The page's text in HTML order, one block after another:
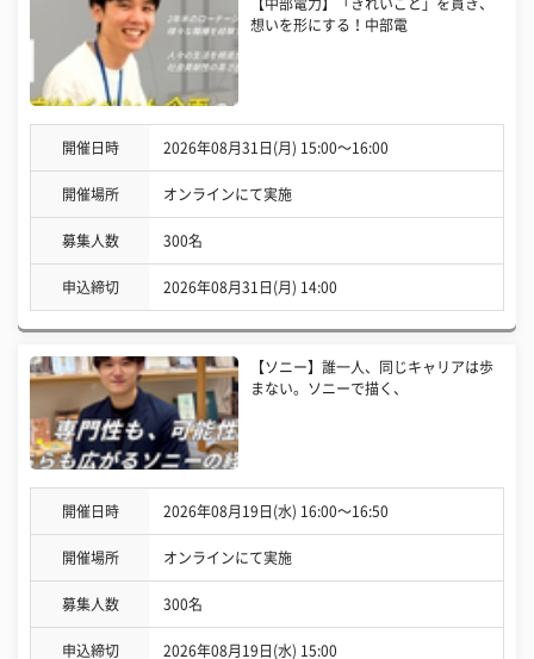
【中部電力】「きれいごと」を貫き、
想いを形にする！中部電
開催日時 2026年08月31日(月) 15:00〜16:00
開催場所 オンラインにて実施
募集人数 300名
申込締切 2026年08月31日(月) 14:00
【ソニー】誰一人、同じキャリアは歩
まない。ソニーで描く、
開催日時 2026年08月19日(水) 16:00〜16:50
開催場所 オンラインにて実施
募集人数 300名
申込締切 2026年08月19日(水) 15:00